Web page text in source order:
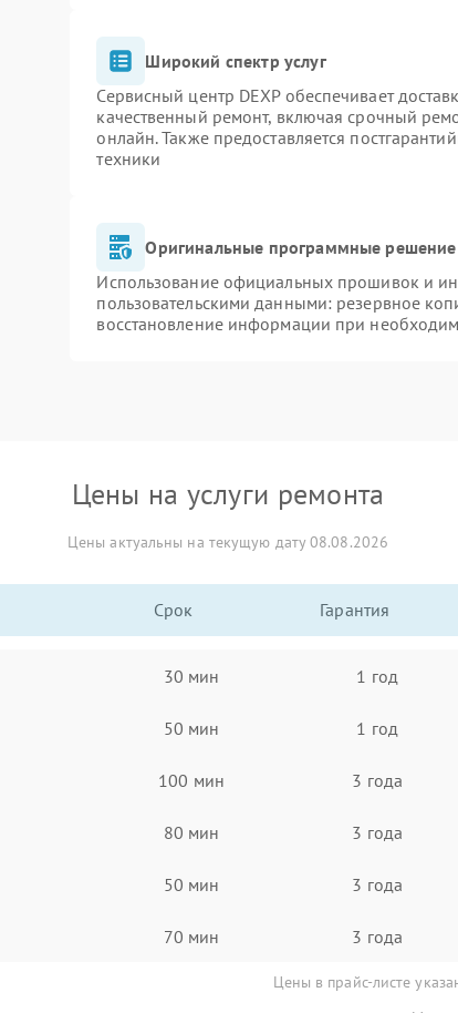
Широкий спектр услуг
Сервисный центр DEXP обеспечивает
качественный ремонт, включая срочный
онлайн. Также предоставляется
техники
Оригинальные программные
Использование официальных прошивок и
пользовательскими данными: резервное
восстановление информации при
Цены на услуги ремонта
Цены актуальны на текущую дату 08.08.2026
Срок Гарантия
30 мин 1 год
50 мин 1 год
100 мин 3 года
80 мин 3 года
50 мин 3 года
70 мин 3 года
Цены в прайс-листе